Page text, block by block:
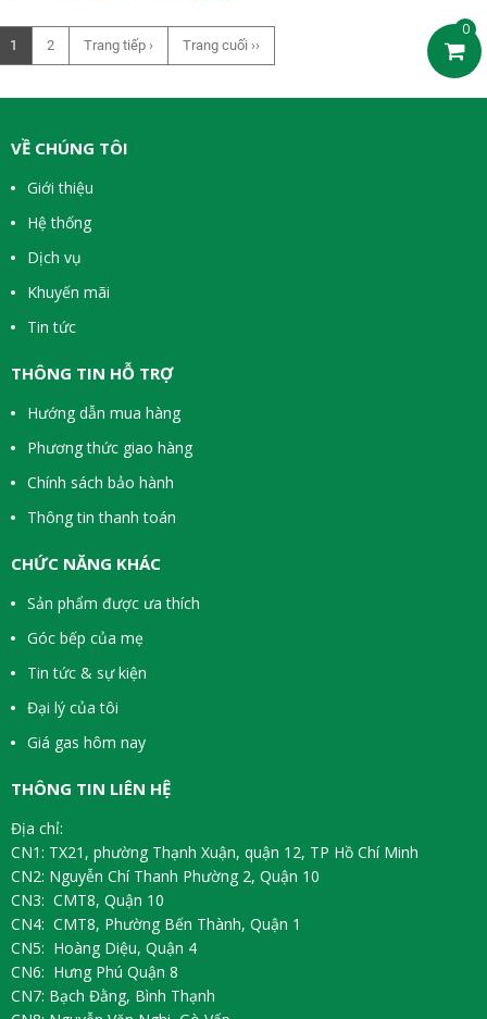
0
1 2 Trang tiếp › Trang cuối ››
VỀ CHÚNG TÔI
Giới thiệu
Hệ thống
Dịch vụ
Khuyến mãi
Tin tức
THÔNG TIN HỖ TRỢ
Hướng dẫn mua hàng
Phương thức giao hàng
Chính sách bảo hành
Thông tin thanh toán
CHỨC NĂNG KHÁC
Sản phẩm được ưa thích
Góc bếp của mẹ
Tin tức & sự kiện
Đại lý của tôi
Giá gas hôm nay
THÔNG TIN LIÊN HỆ
Địa chỉ:
CN1: TX21, phường Thạnh Xuận, quận 12, TP Hồ Chí Minh
CN2: Nguyễn Chí Thanh Phường 2, Quận 10
CN3: CMT8, Quận 10
CN4: CMT8, Phường Bến Thành, Quận 1
CN5: Hoàng Diệu, Quận 4
CN6: Hưng Phú Quận 8
CN7: Bạch Đằng, Bình Thạnh